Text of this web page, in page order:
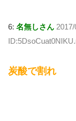
6: 名無しさん
炭酸で割れ